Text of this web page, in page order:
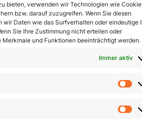
bieten, verwenden wir Technologien wie
bzw. darauf zuzugreifen. Wenn Sie diesen
wir Daten wie das Surfverhalten oder eindeutige
Sie Ihre Zustimmung nicht erteilen oder
und Funktionen beeinträchtigt werden.
Immer aktiv
In